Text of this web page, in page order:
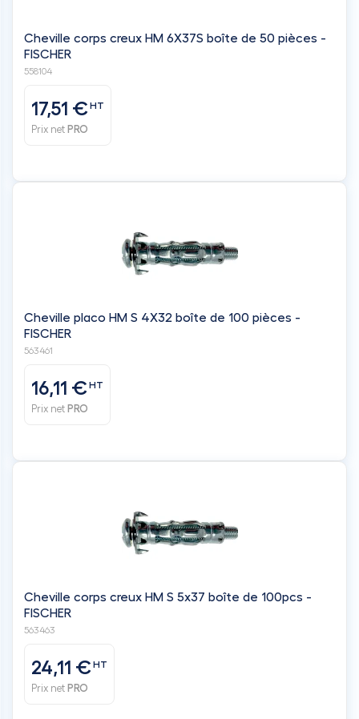
Cheville corps creux HM 6X37S boîte de 50 pièces -
FISCHER
558104
17,51 €HT
Prix net PRO
Cheville placo HM S 4X32 boîte de 100 pièces -
FISCHER
563461
16,11 €HT
Prix net PRO
Cheville corps creux HM S 5x37 boîte de 100pcs -
FISCHER
563463
24,11 €HT
Prix net PRO